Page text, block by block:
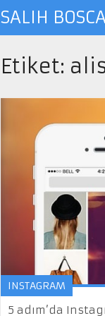
SALIH
Etiket:
INSTAGRAM
5 adım’da